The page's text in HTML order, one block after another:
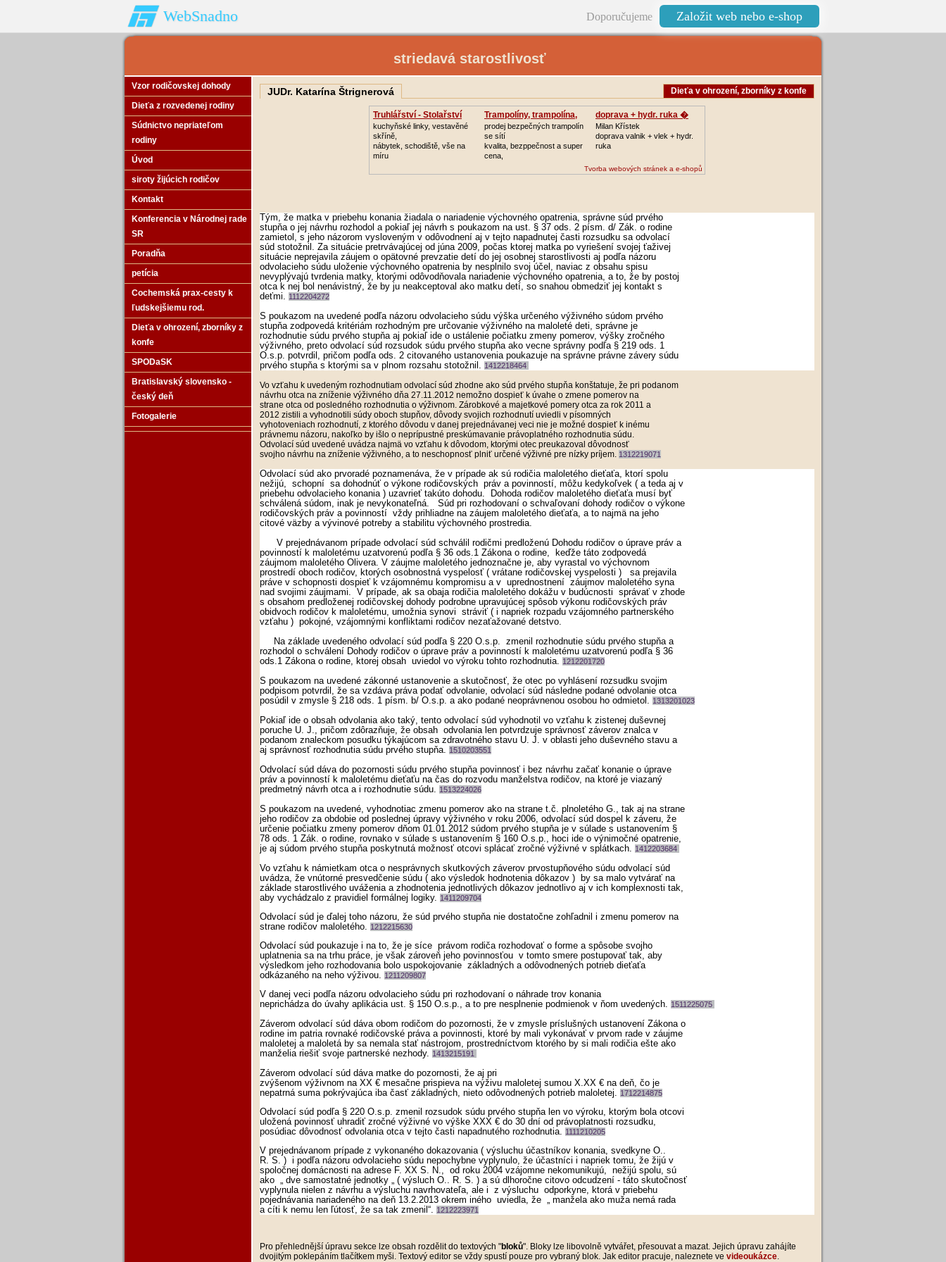
WebSnadno Doporučujeme Založit web nebo e-shop
striedavá starostlivosť
Vzor rodičovskej dohody
Dieťa z rozvedenej rodiny
Súdnictvo nepriateľom
rodiny
Úvod
siroty žijúcich rodičov
Kontakt
Konferencia v Národnej rade
SR
Poradňa
petícia
Cochemská prax-cesty k
ľudskejšiemu rod.
Dieťa v ohrození‚ zborníky z
konfe
SPODaSK
Bratislavský slovensko -
český deň
Fotogalerie
JUDr. Katarína Štrignerová Dieťa v ohrození‚ zborníky z konfe
Truhlářství - Stolařství
kuchyňské linky, vestavěné
skříně,
nábytek, schodiště, vše na
míru
Trampolíny, trampolína,
prodej bezpečných trampolín
se sítí
kvalita, bezppečnost a super
cena,
doprava + hydr. ruka �
Milan Křístek
doprava valnik + vlek + hydr.
ruka
Tvorba webových stránek a e-shopů
Tým, že matka v priebehu konania žiadala o nariadenie výchovného opatrenia, správne súd prvého
stupňa o jej návrhu rozhodol a pokiaľ jej návrh s poukazom na ust. § 37 ods. 2 písm. d/ Zák. o rodine
zamietol, s jeho názorom vysloveným v odôvodnení aj v tejto napadnutej časti rozsudku sa odvolací
súd stotožnil. Za situácie pretrvávajúcej od júna 2009, počas ktorej matka po vyriešení svojej ťaživej
situácie neprejavila záujem o opätovné prevzatie detí do jej osobnej starostlivosti aj podľa názoru
odvolacieho súdu uloženie výchovného opatrenia by nesplnilo svoj účel, naviac z obsahu spisu
nevyplývajú tvrdenia matky, ktorými odôvodňovala nariadenie výchovného opatrenia, a to, že by postoj
otca k nej bol nenávistný, že by ju neakceptoval ako matku detí, so snahou obmedziť jej kontakt s
deťmi. 1112204272
S poukazom na uvedené podľa názoru odvolacieho súdu výška určeného výživného súdom prvého
stupňa zodpovedá kritériám rozhodným pre určovanie výživného na maloleté deti, správne je
rozhodnutie súdu prvého stupňa aj pokiaľ ide o ustálenie počiatku zmeny pomerov, výšky zročného
výživného, preto odvolací súd rozsudok súdu prvého stupňa ako vecne správny podľa § 219 ods. 1
O.s.p. potvrdil, pričom podľa ods. 2 citovaného ustanovenia poukazuje na správne právne závery súdu
prvého stupňa s ktorými sa v plnom rozsahu stotožnil. 1412218464
Vo vzťahu k uvedeným rozhodnutiam odvolací súd zhodne ako súd prvého stupňa konštatuje, že pri podanom
návrhu otca na zníženie výživného dňa 27.11.2012 nemožno dospieť k úvahe o zmene pomerov na
strane otca od posledného rozhodnutia o výživnom. Zárobkové a majetkové pomery otca za rok 2011 a
2012 zistili a vyhodnotili súdy oboch stupňov, dôvody svojich rozhodnutí uviedli v písomných
vyhotoveniach rozhodnutí, z ktorého dôvodu v danej prejednávanej veci nie je možné dospieť k inému
právnemu názoru, nakoľko by išlo o neprípustné preskúmavanie právoplatného rozhodnutia súdu.
Odvolací súd uvedené uvádza najmä vo vzťahu k dôvodom, ktorými otec preukazoval dôvodnosť
svojho návrhu na zníženie výživného, a to neschopnosť plniť určené výživné pre nízky príjem. 1312219071
Odvolací súd ako prvoradé poznamenáva, že v prípade ak sú rodičia maloletého dieťaťa, ktorí spolu
nežijú, schopní sa dohodnúť o výkone rodičovských práv a povinností, môžu kedykoľvek ( a teda aj v
priebehu odvolacieho konania ) uzavrieť takúto dohodu. Dohoda rodičov maloletého dieťaťa musí byť
schválená súdom, inak je nevykonateľná. Súd pri rozhodovaní o schvaľovaní dohody rodičov o výkone
rodičovských práv a povinností vždy prihliadne na záujem maloletého dieťaťa, a to najmä na jeho
citové väzby a vývinové potreby a stabilitu výchovného prostredia.
V prejednávanom prípade odvolací súd schválil rodičmi predloženú Dohodu rodičov o úprave práv a
povinností k maloletému uzatvorenú podľa § 36 ods.1 Zákona o rodine, keďže táto zodpovedá
záujmom maloletého Olivera. V záujme maloletého jednoznačne je, aby vyrastal vo výchovnom
prostredí oboch rodičov, ktorých osobnostná vyspelosť ( vrátane rodičovskej vyspelosti ) sa prejavila
práve v schopnosti dospieť k vzájomnému kompromisu a v uprednostnení záujmov maloletého syna
nad svojimi záujmami. V prípade, ak sa obaja rodičia maloletého dokážu v budúcnosti správať v zhode
s obsahom predloženej rodičovskej dohody podrobne upravujúcej spôsob výkonu rodičovských práv
obidvoch rodičov k maloletému, umožnia synovi stráviť ( i napriek rozpadu vzájomného partnerského
vzťahu ) pokojné, vzájomnými konfliktami rodičov nezaťažované detstvo.
Na základe uvedeného odvolací súd podľa § 220 O.s.p. zmenil rozhodnutie súdu prvého stupňa a
rozhodol o schválení Dohody rodičov o úprave práv a povinností k maloletému uzatvorenú podľa § 36
ods.1 Zákona o rodine, ktorej obsah uviedol vo výroku tohto rozhodnutia. 1212201720
S poukazom na uvedené zákonné ustanovenie a skutočnosť, že otec po vyhlásení rozsudku svojim
podpisom potvrdil, že sa vzdáva práva podať odvolanie, odvolací súd následne podané odvolanie otca
posúdil v zmysle § 218 ods. 1 písm. b/ O.s.p. a ako podané neoprávnenou osobou ho odmietol. 1313201023
Pokiaľ ide o obsah odvolania ako taký, tento odvolací súd vyhodnotil vo vzťahu k zistenej duševnej
poruche U. J., pričom zdôrazňuje, že obsah odvolania len potvrdzuje správnosť záverov znalca v
podanom znaleckom posudku týkajúcom sa zdravotného stavu U. J. v oblasti jeho duševného stavu a
aj správnosť rozhodnutia súdu prvého stupňa. 1510203551
Odvolací súd dáva do pozornosti súdu prvého stupňa povinnosť i bez návrhu začať konanie o úprave
práv a povinností k maloletému dieťaťu na čas do rozvodu manželstva rodičov, na ktoré je viazaný
predmetný návrh otca a i rozhodnutie súdu. 1513224026
S poukazom na uvedené, vyhodnotiac zmenu pomerov ako na strane t.č. plnoletého G., tak aj na strane
jeho rodičov za obdobie od poslednej úpravy výživného v roku 2006, odvolací súd dospel k záveru, že
určenie počiatku zmeny pomerov dňom 01.01.2012 súdom prvého stupňa je v súlade s ustanovením §
78 ods. 1 Zák. o rodine, rovnako v súlade s ustanovením § 160 O.s.p., hoci ide o výnimočné opatrenie,
je aj súdom prvého stupňa poskytnutá možnosť otcovi splácať zročné výživné v splátkach. 1412203684
Vo vzťahu k námietkam otca o nesprávnych skutkových záverov prvostupňového súdu odvolací súd
uvádza, že vnútorné presvedčenie súdu ( ako výsledok hodnotenia dôkazov ) by sa malo vytvárať na
základe starostlivého uváženia a zhodnotenia jednotlivých dôkazov jednotlivo aj v ich komplexnosti tak,
aby vychádzalo z pravidiel formálnej logiky. 1411209704
Odvolací súd je ďalej toho názoru, že súd prvého stupňa nie dostatočne zohľadnil i zmenu pomerov na
strane rodičov maloletého. 1212215630
Odvolací súd poukazuje i na to, že je síce právom rodiča rozhodovať o forme a spôsobe svojho
uplatnenia sa na trhu práce, je však zároveň jeho povinnosťou v tomto smere postupovať tak, aby
výsledkom jeho rozhodovania bolo uspokojovanie základných a odôvodnených potrieb dieťaťa
odkázaného na neho výživou. 1211209807
V danej veci podľa názoru odvolacieho súdu pri rozhodovaní o náhrade trov konania
neprichádza do úvahy aplikácia ust. § 150 O.s.p., a to pre nesplnenie podmienok v ňom uvedených. 1511225075
Záverom odvolací súd dáva obom rodičom do pozornosti, že v zmysle príslušných ustanovení Zákona o
rodine im patria rovnaké rodičovské práva a povinnosti, ktoré by mali vykonávať v prvom rade v záujme
maloletej a maloletá by sa nemala stať nástrojom, prostredníctvom ktorého by si mali rodičia ešte ako
manželia riešiť svoje partnerské nezhody. 1413215191
Záverom odvolací súd dáva matke do pozornosti, že aj pri
zvýšenom výživnom na XX € mesačne prispieva na výživu maloletej sumou X.XX € na deň, čo je
nepatrná suma pokrývajúca iba časť základných, nieto odôvodnených potrieb maloletej. 1712214875
Odvolací súd podľa § 220 O.s.p. zmenil rozsudok súdu prvého stupňa len vo výroku, ktorým bola otcovi
uložená povinnosť uhradiť zročné výživné vo výške XXX € do 30 dní od právoplatnosti rozsudku,
posúdiac dôvodnosť odvolania otca v tejto časti napadnutého rozhodnutia. 1111210205
V prejednávanom prípade z vykonaného dokazovania ( výsluchu účastníkov konania, svedkyne O..
R. Š. ) i podľa názoru odvolacieho súdu nepochybne vyplynulo, že účastníci i napriek tomu, že žijú v
spoločnej domácnosti na adrese F. XX S. N., od roku 2004 vzájomne nekomunikujú, nežijú spolu, sú
ako „ dve samostatné jednotky „ ( výsluch O.. R. Š. ) a sú dlhoročne citovo odcudzení - táto skutočnosť
vyplynula nielen z návrhu a výsluchu navrhovateľa, ale i z výsluchu odporkyne, ktorá v priebehu
pojednávania nariadeného na deň 13.2.2013 okrem iného uviedla, že „ manžela ako muža nemá rada
a cíti k nemu len ľútosť, že sa tak zmenil“. 1212223971
Pro přehlednější úpravu sekce lze obsah rozdělit do textových "bloků". Bloky lze libovolně vytvářet, přesouvat a mazat. Jejich úpravu zahájíte
dvojitým poklepáním tlačítkem myši. Textový editor se vždy spustí pouze pro vybraný blok. Jak editor pracuje, naleznete ve videoukázce.